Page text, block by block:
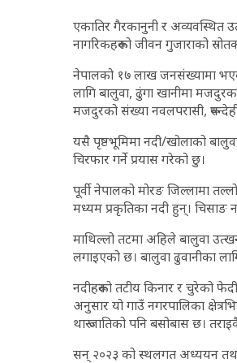
एकातिर गैरकानुनी र अव्यवस्थित
नागरिकहरूको जीवन गुजाराको
नेपालको १७ लाख जनसंख्यामा
लागि बालुवा, ढुंगा खानीमा
मजदुरको संख्या नवलपरासी,
यसै पृष्ठभूमिमा नदी/खोलाको
चिरफार गर्ने प्रयास गरेको छु।
पूर्वी नेपालको मोरङ जिल्लामा
मध्यम प्रकृतिका नदी हुन्। चिसाङ
माथिल्लो तटमा अहिले बालुवा
लगाइएको छ। बालुवा ढुवानीका
नदीहरूको तटीय किनार र चुरेको
अनुसार यो गाउँ नगरपालिका
थारू जातिको पनि बसोबास छ।
सन् २०२३ को स्थलगत अध्ययन तथा